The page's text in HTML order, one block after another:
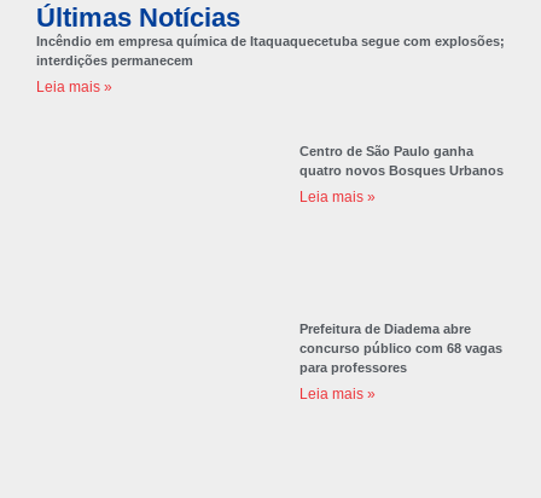
Últimas Notícias
Incêndio em empresa química de Itaquaquecetuba segue com explosões;
interdições permanecem
Leia mais »
Centro de São Paulo ganha
quatro novos Bosques Urbanos
Leia mais »
Prefeitura de Diadema abre
concurso público com 68 vagas
para professores
Leia mais »